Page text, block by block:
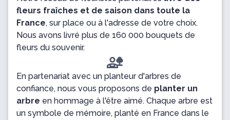
fleurs fraîches et de saison dans toute la
France, sur place ou à l'adresse de votre choix.
Nous avons livré plus de 160 000 bouquets de
fleurs du souvenir.
En partenariat avec un planteur d'arbres de
confiance, nous vous proposons de planter un
arbre en hommage à l'être aimé. Chaque arbre est
un symbole de mémoire, planté en France dans le